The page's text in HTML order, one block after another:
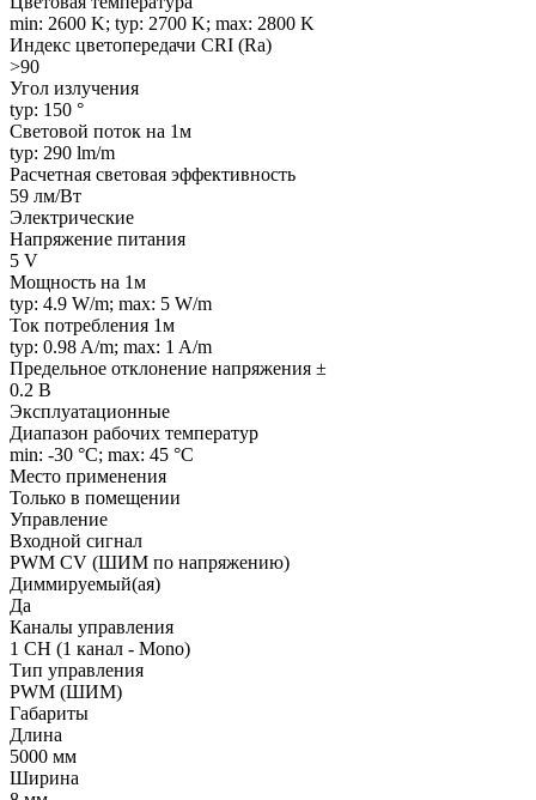
min: 2600 K; typ: 2700 K; max: 2800 K
Индекс цветопередачи CRI (Ra)
>90
Угол излучения
typ: 150 °
Световой поток на 1м
typ: 290 lm/m
Расчетная световая эффективность
59 лм/Вт
Электрические
Напряжение питания
5 V
Мощность на 1м
typ: 4.9 W/m; max: 5 W/m
Ток потребления 1м
typ: 0.98 A/m; max: 1 A/m
Предельное отклонение напряжения ±
0.2 В
Эксплуатационные
Диапазон рабочих температур
min: -30 °C; max: 45 °C
Место применения
Только в помещении
Управление
Входной сигнал
PWM СV (ШИМ по напряжению)
Диммируемый(ая)
Да
Каналы управления
1 CH (1 канал - Mono)
Тип управления
PWM (ШИМ)
Габариты
Длина
5000 мм
Ширина